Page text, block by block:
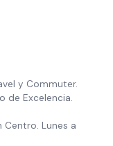
y Commuter.
de Excelencia.
Centro. Lunes a